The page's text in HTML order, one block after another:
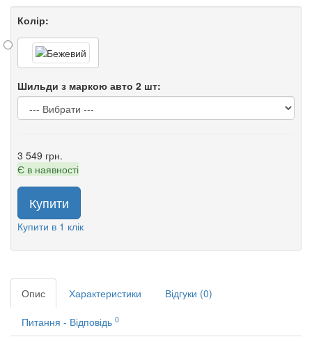
Колір:
Шильди з маркою авто 2 шт:
3 549 грн.
Є в наявності
Купити
Купити в 1 клік
Опис Характеристики Відгуки (0)
Питання - Відповідь 0